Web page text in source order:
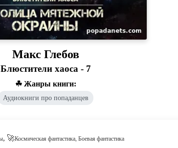
Макс Глебов
Блюстители хаоса - 7
☘ Жанры книги:
Аудиокниги про попаданцев
, 🚀Космическая фантастика, Боевая фантастика